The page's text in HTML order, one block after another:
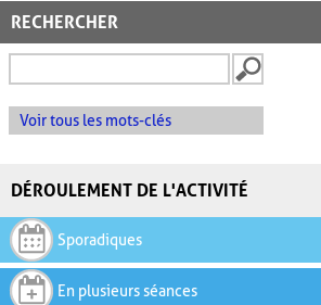
RECHERCHER
Voir tous les mots-clés
DÉROULEMENT DE L'ACTIVITÉ
Sporadiques
En plusieurs séances